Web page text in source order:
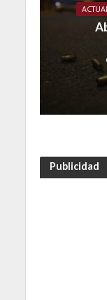
Publicidad